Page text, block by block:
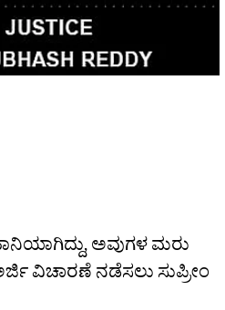
ಅವುಗಳ ಮರು
ವಿಚಾರಣೆ ನಡೆಸಲು ಸುಪ್ರೀಂ